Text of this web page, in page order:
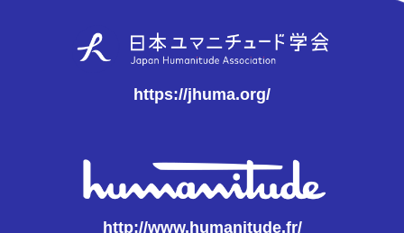
https://jhuma.org/
http://www.humanitude.fr/